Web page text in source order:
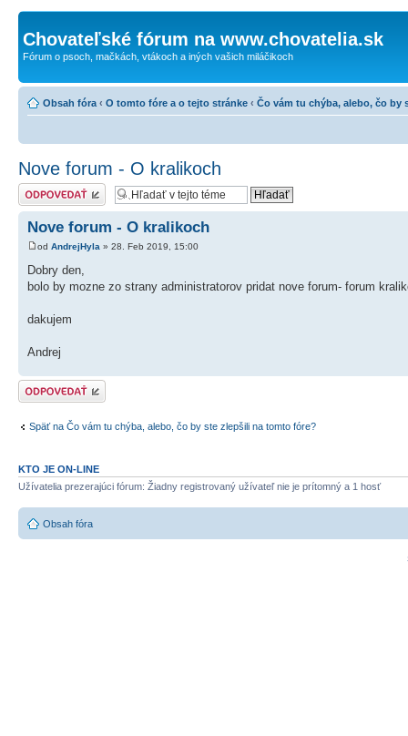
Chovateľské fórum na www.chovatelia.sk
Fórum o psoch, mačkách, vtákoch a iných vašich miláčikoch
Obsah fóra ‹ O tomto fóre a o tejto stránke ‹ Čo vám tu chýba, alebo, čo by
Nove forum - O kralikoch
Odoslať odpoveď
Nove forum - O kralikoch
od AndrejHyla » 28. Feb 2019, 15:00
Dobry den,
bolo by mozne zo strany administratorov pridat nove forum- forum
dakujem
Andrej
Odoslať odpoveď
Späť na Čo vám tu chýba, alebo, čo by ste zlepšili na tomto fóre?
KTO JE ON-LINE
Užívatelia prezerajúci fórum: Žiadny registrovaný užívateľ nie je prítomný a 1 hosť
Obsah fóra